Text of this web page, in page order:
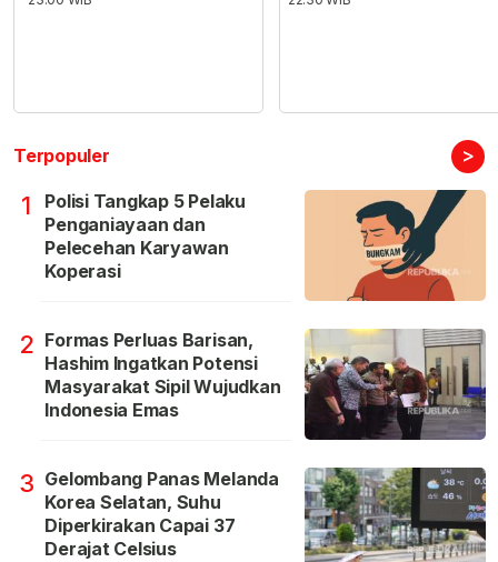
Terpopuler >
1
Polisi Tangkap 5 Pelaku
Penganiayaan dan
Pelecehan Karyawan
Koperasi
2 Formas Perluas Barisan,
Hashim Ingatkan Potensi
Masyarakat Sipil Wujudkan
Indonesia Emas
3 Gelombang Panas Melanda
Korea Selatan, Suhu
Diperkirakan Capai 37
Derajat Celsius